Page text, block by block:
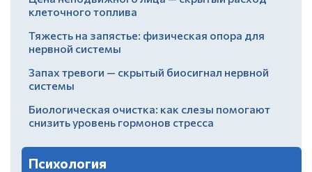
клеточного топлива
Тяжесть на запястье: физическая опора для
нервной системы
Запах тревоги — скрытый биосигнал нервной
системы
Биологическая очистка: как слезы помогают
снизить уровень гормонов стресса
Психология